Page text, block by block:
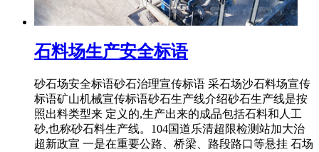
石料场生产安全标语
砂石场安全标语砂石治理宣传标语 采石场沙石料场宣传
标语矿山机械宣传标语砂石生产线介绍砂石生产线是按
照出料类型来 定义的,生产出来的成品包括石料和人工
砂,也称砂石料生产线。104国道乐清超限检测站加大治
超新政宣 一是在重要公路、桥梁、路段路口等悬挂 石场